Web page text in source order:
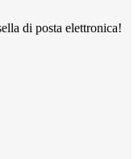
di posta elettronica!